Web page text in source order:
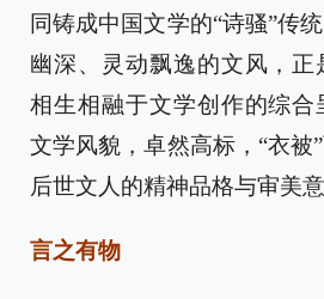
同铸成中国文学的“诗骚”传
幽深、灵动飘逸的文风，
相生相融于文学创作的综合
文学风貌，卓然高标，“衣被
后世文人的精神品格与审美意
言之有物